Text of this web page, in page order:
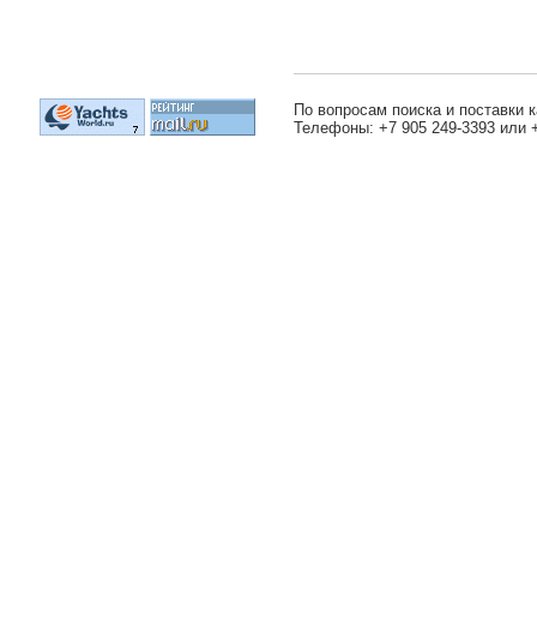
По вопросам поиска и поставки
Телефоны: +7 905 249-3393 или